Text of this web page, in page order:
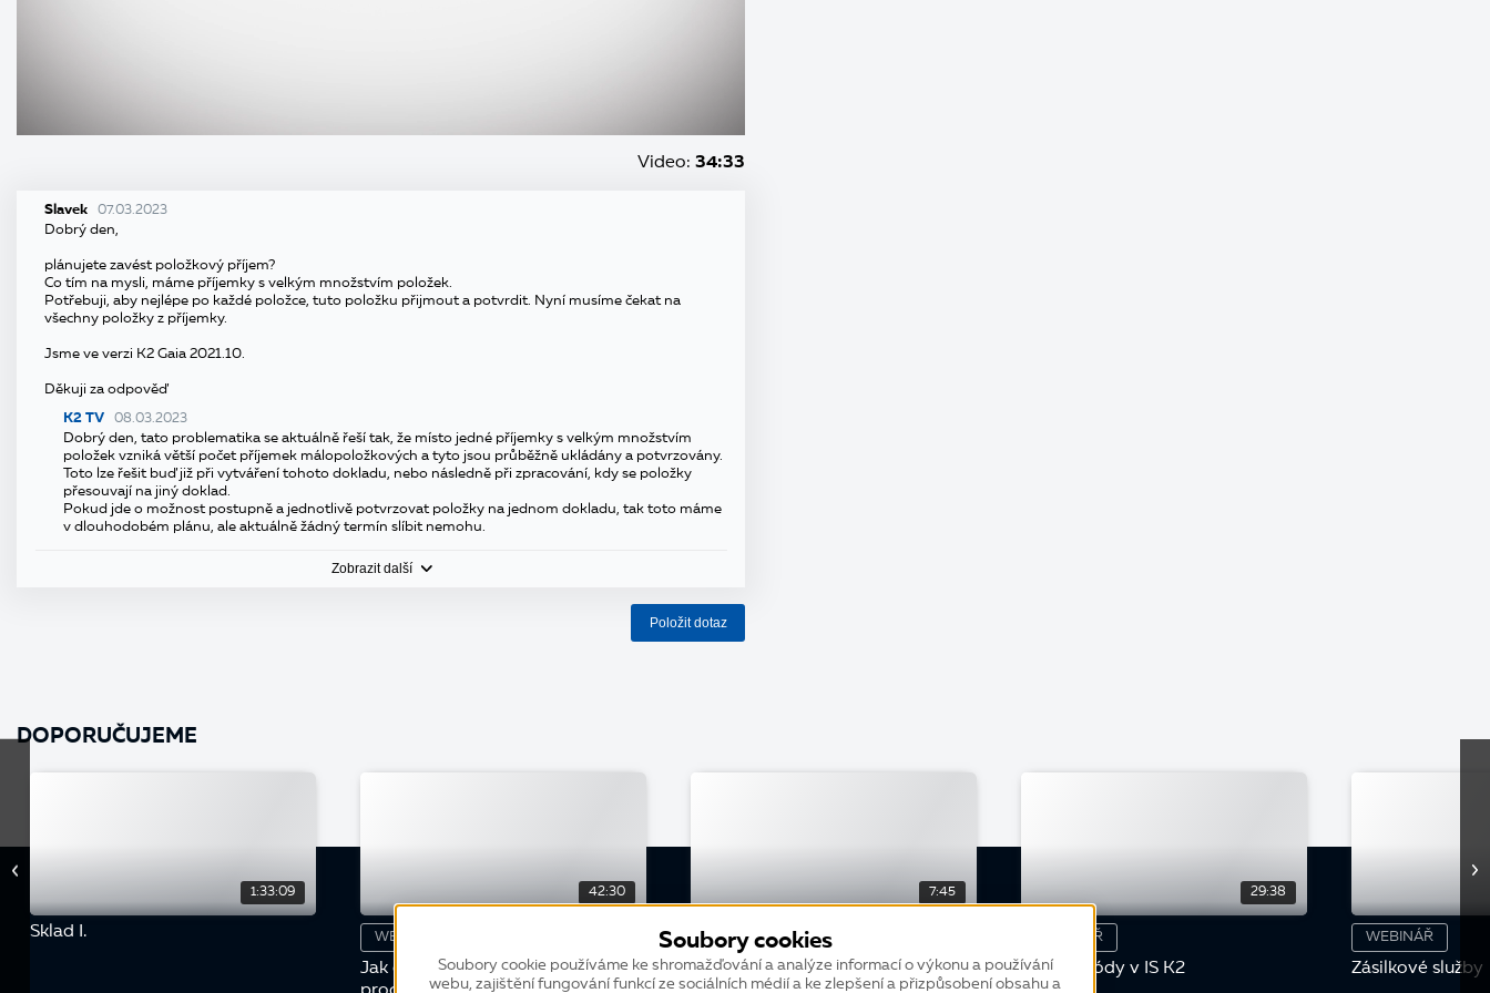
Video: 34:33
Slavek 07.03.2023
Dobrý den,
plánujete zavést položkový příjem?
Co tím na mysli, máme příjemky s velkým množstvím položek.
Potřebuji, aby nejlépe po každé položce, tuto položku přijmout a potvrdit. Nyní musíme čekat na
všechny položky z příjemky.
Jsme ve verzi K2 Gaia 2021.10.
Děkuji za odpověď
K2 TV
08.03.2023
Dobrý den, tato problematika se aktuálně řeší tak, že místo jedné příjemky s velkým množstvím
položek vzniká větší počet příjemek málopoložkových a tyto jsou průběžně ukládány a potvrzovány.
Toto lze řešit buď již při vytváření tohoto dokladu, nebo následně při zpracování, kdy se položky
přesouvají na jiný doklad.
Pokud jde o možnost postupně a jednotlivě potvrzovat položky na jednom dokladu, tak toto máme
v dlouhodobém plánu, ale aktuálně žádný termín slíbit nemohu.
Zobrazit další
Položit dotaz
DOPORUČUJEME
1:33:09
Sklad I.
42:30
WEBINÁŘ
Jak optimalizovat skladové
7:45
KONFERENCE
Vyhodnocování skladníků
29:38
WEBINÁŘ
Čárové kódy v IS K2
WEBINÁŘ
Zásilkové služby
Soubory cookies
Soubory cookie používáme ke shromažďování a analýze informací o výkonu a používání
webu, zajištění fungování funkcí ze sociálních médií a ke zlepšení a přizpůsobení obsahu a